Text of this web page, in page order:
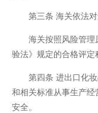
第三条 海关依法
海关按照风险管
验法》规定的合格评定
第四条 进出口化
和相关标准从事生产
安全。